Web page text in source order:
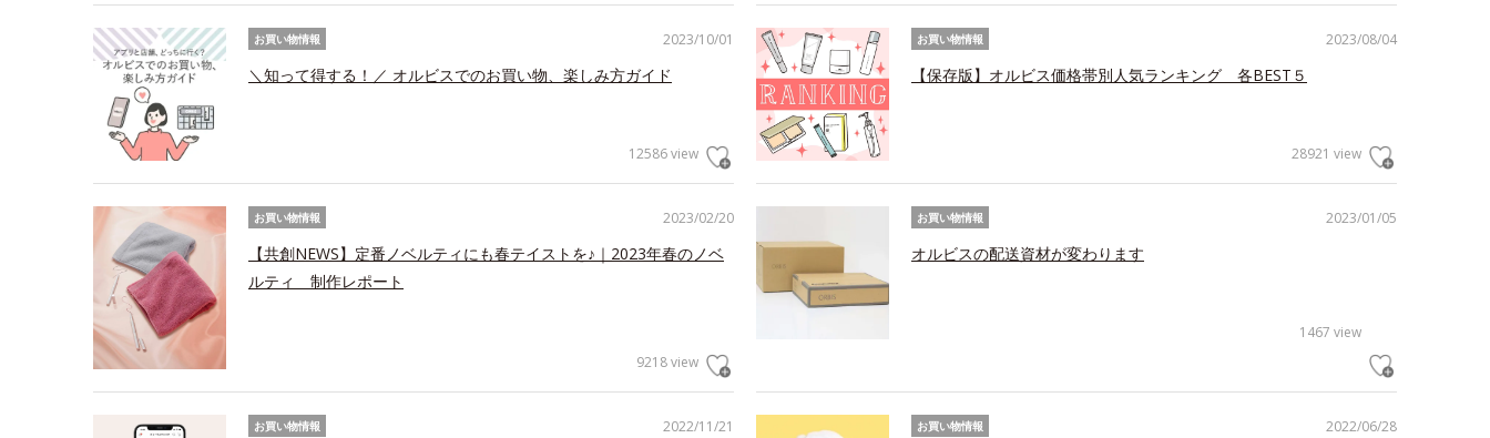
2023/10/01
お買い物情報
＼知って得する！／ オルビスでのお買い物、楽しみ方ガイド
12586 view
2023/08/04
お買い物情報
【保存版】オルビス価格帯別人気ランキング 各BEST５
28921 view
2023/02/20
お買い物情報
【共創NEWS】定番ノベルティにも春テイストを♪｜2023年春のノベ
ルティ 制作レポート
9218 view
2023/01/05
お買い物情報
オルビスの配送資材が変わります
1467 view
2022/11/21
お買い物情報 2022/06/28
お買い物情報